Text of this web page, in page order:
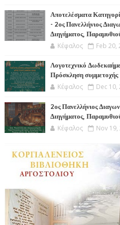
Αποτελέσματα
- 2ος Πανελλήνιος
Διηγήματος,
Κέφαλος Feb 20,
Λογοτεχνικό
Πρόσκληση συμμετοχής
Κέφαλος Dec 10,
2ος Πανελλήνιος
Διηγήματος,
Κέφαλος Nov 19,